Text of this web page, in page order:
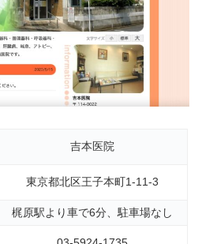
吉本医院
東京都北区王子本町1-11-3
梶原駅より車で6分、駐車場なし